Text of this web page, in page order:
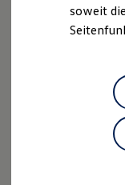
Driving
Lifestyle
T-
ID.
R-
soweit